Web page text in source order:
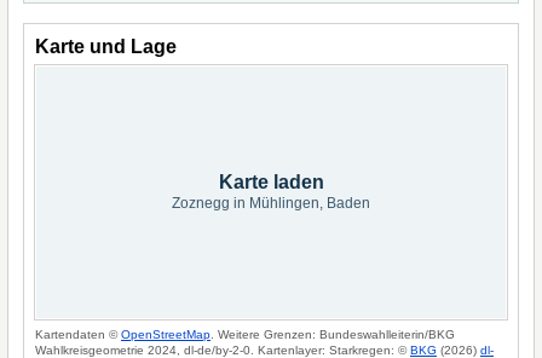
Karte und Lage
Karte laden
Zoznegg in Mühlingen, Baden
Kartendaten ©OpenStreetMap . Weitere Grenzen: Bundeswahlleiterin/BKG
Wahlkreisgeometrie 2024, dl-de/by-2-0. Kartenlayer: Starkregen: ©BKG (2026) dl-